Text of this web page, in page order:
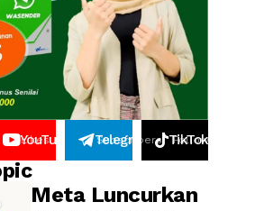
23kLikes
YouTube 100kSubscribers
Telegram88kFollowers
TikTok
Meta Luncurkan